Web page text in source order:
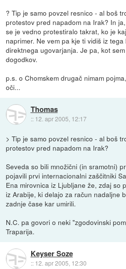
? Tip je samo povzel resnico - al boš
protestov pred napadom na Irak? In
se je vedno protestiralo takrat, ko je
naprimer. Ne vem pa kje ti vidiš iz
direktnega ugovarjanja. Je pa, kot
dogodkov.
p.s. o Chomskem drugač nimam
oči...
Thomas
:: 12. apr 2005, 12:17
> Tip je samo povzel resnico - al boš
protestov pred napadom na Irak?
Seveda so bili množični (in sramotni)
pojavili prvi internacionalni zaščitniki
Ena mirovnica iz Ljubljane že, zdaj so
iz Arabije, ki delajo za račun nadaljne
zadnje čase kar umirili.
N.C. pa govori o neki "zgodovinski
Traparija.
Keyser Soze
:: 12. apr 2005, 12:30